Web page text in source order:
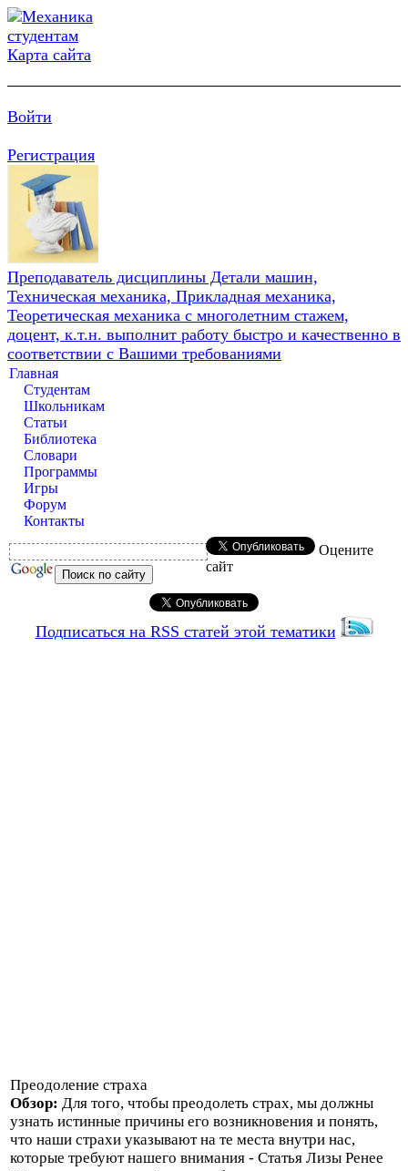
Карта сайта
Войти
Регистрация
Преподаватель дисциплины Детали машин,
Техническая механика, Прикладная механика,
Теоретическая механика с многолетним стажем,
доцент, к.т.н. выполнит работу быстро и качественно в
соответствии с Вашими требованиями
Главная
Студентам
Школьникам
Статьи
Библиотека
Словари
Программы
Игры
Форум
Контакты
Оцените
сайт
Подписаться на RSS статей этой тематики
Преодоление страха
Обзор: Для того, чтобы преодолеть страх, мы должны
узнать истинные причины его возникновения и понять,
что наши страхи указывают на те места внутри нас,
которые требуют нашего внимания - Cтатья Лизы Ренее